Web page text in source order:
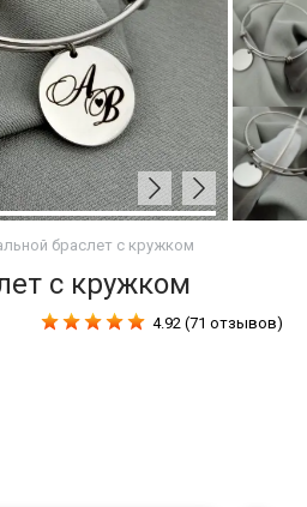
браслет с кружком
с кружком
4.92 (71 отзывов)